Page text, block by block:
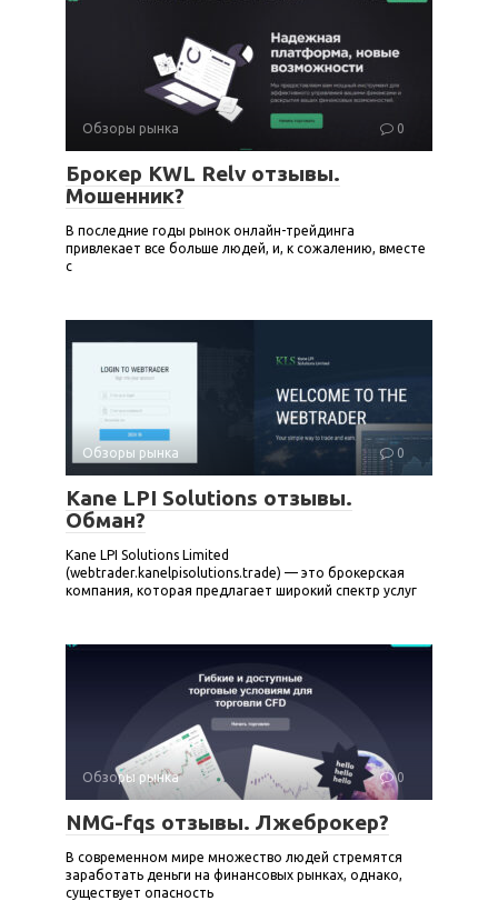
Обзоры рынка 0
Брокер KWL Relv отзывы.
Мошенник?
В последние годы рынок онлайн-трейдинга
привлекает все больше людей, и, к сожалению, вместе
с
Обзоры рынка 0
Kane LPI Solutions отзывы.
Обман?
Kane LPI Solutions Limited
(webtrader.kanelpisolutions.trade) — это брокерская
компания, которая предлагает широкий спектр услуг
Обзоры рынка 0
NMG-fqs отзывы. Лжеброкер?
В современном мире множество людей стремятся
заработать деньги на финансовых рынках, однако,
существует опасность